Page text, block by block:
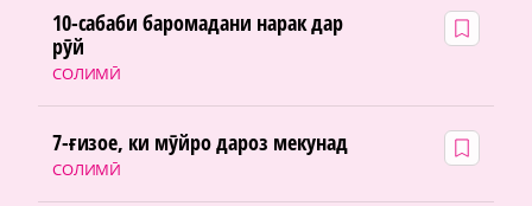
СОЛИМӢ
10-сабаби баромадани нарак дар
рӯй
СОЛИМӢ
7-ғизое, ки мӯйро дароз мекунад